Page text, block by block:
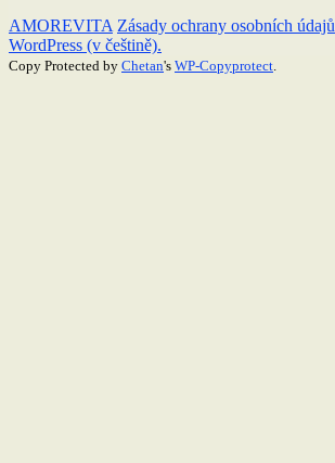
AMOREVITA Zásady ochrany osobních údajů
WordPress (v češtině).
Copy Protected by Chetan's WP-Copyprotect.